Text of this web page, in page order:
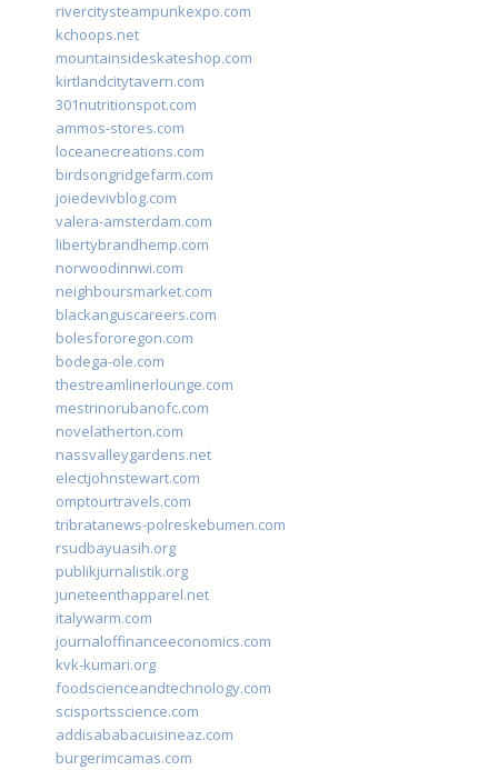
rivercitysteampunkexpo.com
kchoops.net
mountainsideskateshop.com
kirtlandcitytavern.com
301nutritionspot.com
ammos-stores.com
loceanecreations.com
birdsongridgefarm.com
joiedevivblog.com
valera-amsterdam.com
libertybrandhemp.com
norwoodinnwi.com
neighboursmarket.com
blackanguscareers.com
bolesfororegon.com
bodega-ole.com
thestreamlinerlounge.com
mestrinorubanofc.com
novelatherton.com
nassvalleygardens.net
electjohnstewart.com
omptourtravels.com
tribratanews-polreskebumen.com
rsudbayuasih.org
publikjurnalistik.org
juneteenthapparel.net
italywarm.com
journaloffinanceeconomics.com
kvk-kumari.org
foodscienceandtechnology.com
scisportsscience.com
addisababacuisineaz.com
burgerimcamas.com